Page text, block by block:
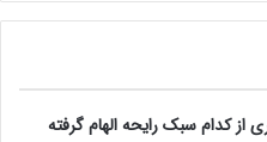
از کدام سبک رایحه الهام گرفته